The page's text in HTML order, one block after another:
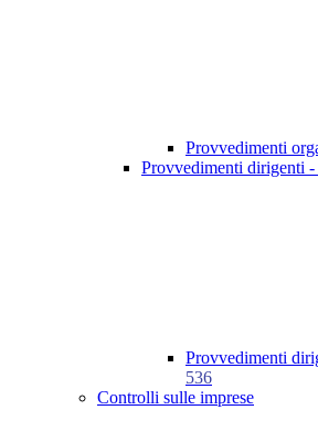
Provvedimenti
Provvedimenti dirigenti
Provvedimenti
536
Controlli sulle imprese